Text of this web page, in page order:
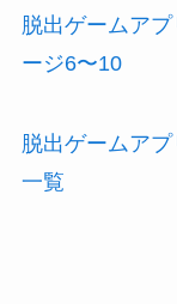
脱出ゲームア
ージ6〜10
脱出ゲームア
一覧